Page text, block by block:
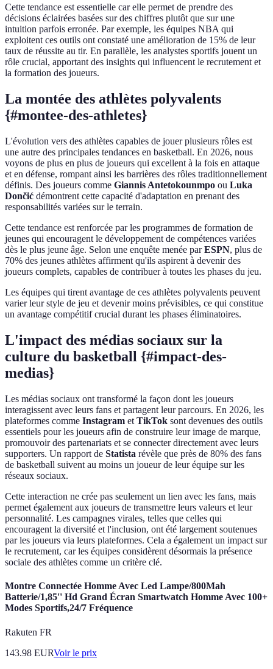
Cette tendance est essentielle car elle permet de prendre des
décisions éclairées basées sur des chiffres plutôt que sur une
intuition parfois erronée. Par exemple, les équipes NBA qui
exploitent ces outils ont constaté une amélioration de 15% de leur
taux de réussite au tir. En parallèle, les analystes sportifs jouent un
rôle crucial, apportant des insights qui influencent le recrutement et
la formation des joueurs.
La montée des athlètes polyvalents
{#montee-des-athletes}
L'évolution vers des athlètes capables de jouer plusieurs rôles est
une autre des principales tendances en basketball. En 2026, nous
voyons de plus en plus de joueurs qui excellent à la fois en attaque
et en défense, rompant ainsi les barrières des rôles traditionnellement
définis. Des joueurs comme Giannis Antetokounmpo ou Luka
Dončić démontrent cette capacité d'adaptation en prenant des
responsabilités variées sur le terrain.
Cette tendance est renforcée par les programmes de formation de
jeunes qui encouragent le développement de compétences variées
dès le plus jeune âge. Selon une enquête menée parESPN, plus de
70% des jeunes athlètes affirment qu'ils aspirent à devenir des
joueurs complets, capables de contribuer à toutes les phases du jeu.
Les équipes qui tirent avantage de ces athlètes polyvalents peuvent
varier leur style de jeu et devenir moins prévisibles, ce qui constitue
un avantage compétitif crucial durant les phases éliminatoires.
L'impact des médias sociaux sur la
culture du basketball {#impact-des-
medias}
Les médias sociaux ont transformé la façon dont les joueurs
interagissent avec leurs fans et partagent leur parcours. En 2026, les
plateformes comme Instagram et TikTok sont devenues des outils
essentiels pour les joueurs afin de construire leur image de marque,
promouvoir des partenariats et se connecter directement avec leurs
supporters. Un rapport de Statista révèle que près de 80% des fans
de basketball suivent au moins un joueur de leur équipe sur les
réseaux sociaux.
Cette interaction ne crée pas seulement un lien avec les fans, mais
permet également aux joueurs de transmettre leurs valeurs et leur
personnalité. Les campagnes virales, telles que celles qui
encouragent la diversité et l'inclusion, ont été largement soutenues
par les joueurs via leurs plateformes. Cela a également un impact sur
le recrutement, car les équipes considèrent désormais la présence
sociale des athlètes comme un critère clé.
Montre Connectée Homme Avec Led Lampe/800Mah
Batterie/1,85'' Hd Grand Écran Smartwatch Homme Avec 100+
Modes Sportifs,24/7 Fréquence
Rakuten FR
143.98 EURVoir le prix